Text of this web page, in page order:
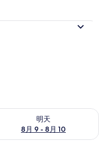
明天
8月 9 - 8月 10
明天 (8月 9 - 8月 10) 的供